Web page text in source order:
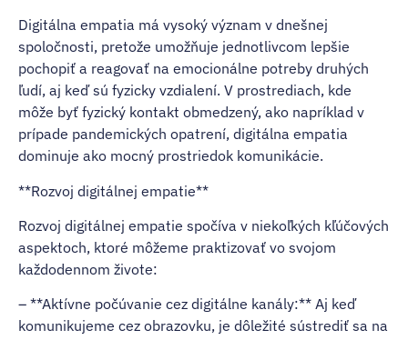
Digitálna empatia má vysoký význam v dnešnej
spoločnosti, pretože umožňuje jednotlivcom lepšie
pochopiť a reagovať na emocionálne potreby druhých
ľudí, aj keď sú fyzicky vzdialení. V prostrediach, kde
môže byť fyzický kontakt obmedzený, ako napríklad v
prípade pandemických opatrení, digitálna empatia
dominuje ako mocný prostriedok komunikácie.
**Rozvoj digitálnej empatie**
Rozvoj digitálnej empatie spočíva v niekoľkých kľúčových
aspektoch, ktoré môžeme praktizovať vo svojom
každodennom živote:
– **Aktívne počúvanie cez digitálne kanály:** Aj keď
komunikujeme cez obrazovku, je dôležité sústrediť sa na